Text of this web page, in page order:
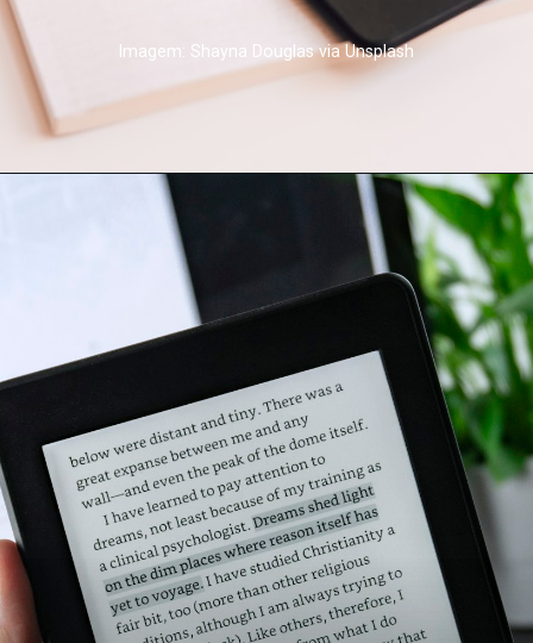
Imagem: Shayna Douglas via Unsplash